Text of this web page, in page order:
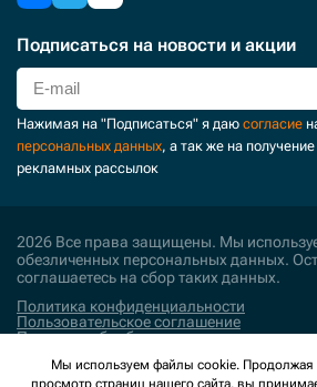
Подписаться на новости и акции
Нажимая на "Подписаться" я даю согласие
персональных данных, а так же на
рекламных рассылок
2026 Все права защищены. Мы
обезличенных персональных данных.
соглашаетесь на сбор таких данных.
Политика конфиденциальности
Пользовательское соглашение
Политика обработки персональных
Поддержка и развитие
Мы используем файлы cookie. Продолжая
просмотр страниц нашего сайта, вы